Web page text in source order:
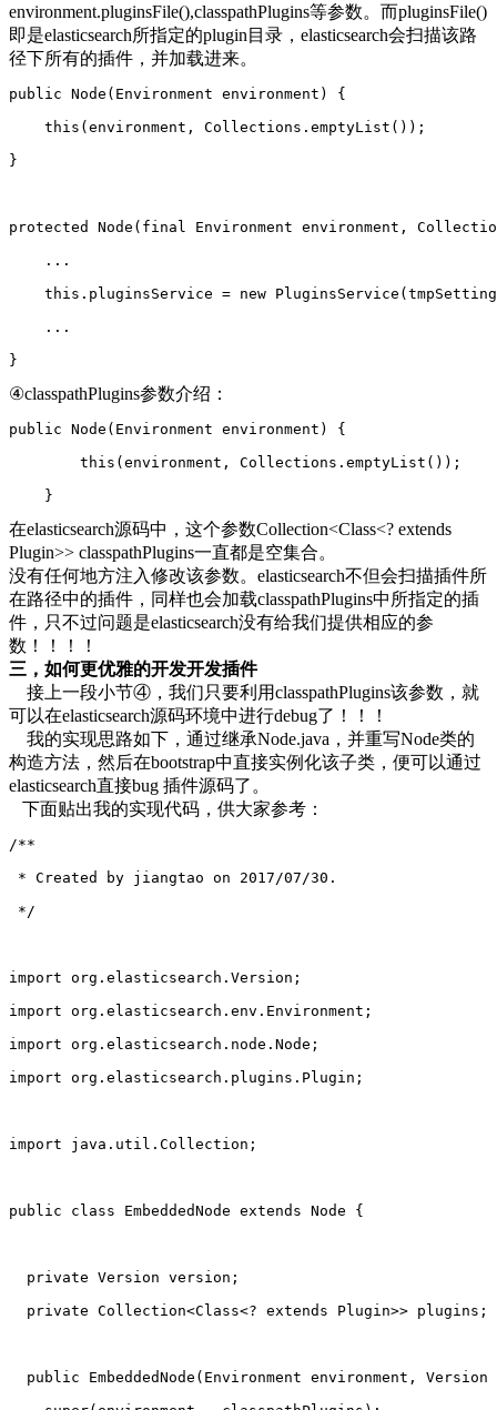
environment.pluginsFile(),classpathPlugins等参数。而pluginsFile()
即是elasticsearch所指定的plugin目录，elasticsearch会扫描该路
径下所有的插件，并加载进来。
public Node(Environment environment) {
    this(environment, Collections.emptyList());
}
protected Node(final Environment environment,
    ...
this.pluginsService = new
    ...
}
④classpathPlugins参数介绍：
public Node(Environment environment) {
        this(environment, Collections.emptyList());
    }
在elasticsearch源码中，这个参数Collection<Class<? extends
Plugin>> classpathPlugins一直都是空集合。
没有任何地方注入修改该参数。elasticsearch不但会扫描插件所
在路径中的插件，同样也会加载classpathPlugins中所指定的插
件，只不过问题是elasticsearch没有给我们提供相应的参
数！！！！
三，如何更优雅的开发开发插件
接上一段小节④，我们只要利用classpathPlugins该参数，就
可以在elasticsearch源码环境中进行debug了！！！
我的实现思路如下，通过继承Node.java，并重写Node类的
构造方法，然后在bootstrap中直接实例化该子类，便可以通过
elasticsearch直接bug 插件源码了。
下面贴出我的实现代码，供大家参考：
/**
* Created by jiangtao on 2017/07/30.
*/
import org.elasticsearch.Version;
import org.elasticsearch.env.Environment;
import org.elasticsearch.node.Node;
import org.elasticsearch.plugins.Plugin;
import java.util.Collection;
public class EmbeddedNode extends Node {
  private Version version;
  private Collection<Class<? extends Plugin>> plugins;
public EmbeddedNode(Environment environment,